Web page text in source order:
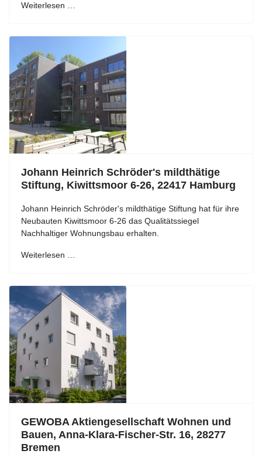
Weiterlesen …
Johann Heinrich Schröder's mildthätige
Stiftung, Kiwittsmoor 6-26, 22417 Hamburg
Johann Heinrich Schröder's mildthätige Stiftung hat für ihre
Neubauten Kiwittsmoor 6-26 das Qualitätssiegel
Nachhaltiger Wohnungsbau erhalten.
Weiterlesen …
GEWOBA Aktiengesellschaft Wohnen und
Bauen, Anna-Klara-Fischer-Str. 16, 28277
Bremen